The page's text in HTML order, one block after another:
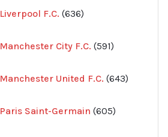
Liverpool F.C. 636
produkter
Manchester City F.C. 591
produkter
Manchester United F.C. 643
Paris Saint-Germain 605
produkter